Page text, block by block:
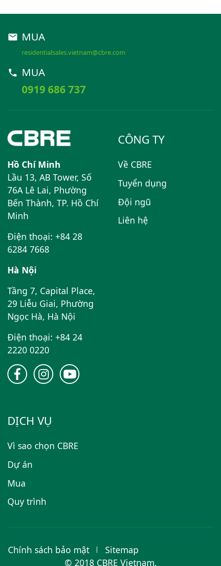
MUA
residentialsales.vietnam@cbre.com
MUA
0919 686 737
Hồ Chí Minh
Lầu 13, AB Tower, Số
76A Lê Lai, Phường
Bến Thành, TP. Hồ Chí
Minh
Điện thoại: +84 28
6284 7668
Hà Nội
Tầng 7, Capital Place,
29 Liễu Giai, Phường
Ngọc Hà, Hà Nội
Điện thoại: +84 24
2220 0220
CÔNG TY
Về CBRE
Tuyển dụng
Đội ngũ
Liên hệ
DỊCH VỤ
Vì sao chọn CBRE
Dự án
Mua
Quy trình
Chính sách bảo mật
Sitemap
© 2018 CBRE Vietnam.